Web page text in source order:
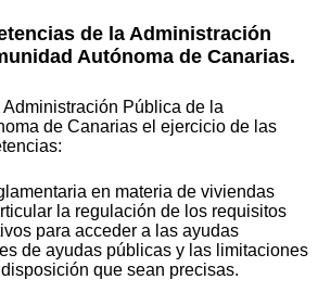
de la Administración
Autónoma de Canarias.
Pública de la
de Canarias el ejercicio de las
en materia de viviendas
la regulación de los requisitos
para acceder a las ayudas
de ayudas públicas y las limitaciones
que sean precisas.